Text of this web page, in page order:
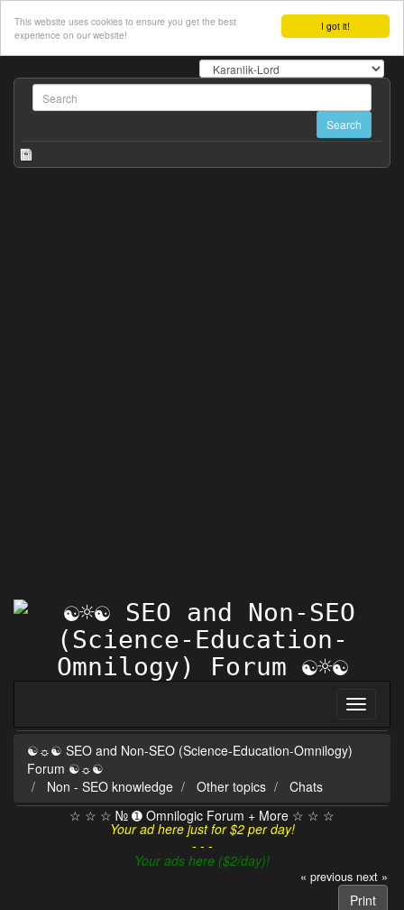
I got it!
This website uses cookies to ensure you get the best
experience on our website!
☯☼☯ SEO and Non-SEO (Science-Education-Omnilogy)
Forum ☯☼☯
Non - SEO knowledge
Other topics
Chats
☆ ☆ ☆ № ➊ Omnilogic Forum + More ☆ ☆ ☆
Your ad here just for $2 per day!
- - -
Your ads here ($2/day)!
« previous next »
Print